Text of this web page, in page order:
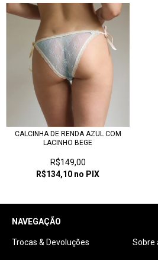
CALCINHA DE RENDA AZUL COM
LACINHO BEGE
R$149,00
R$134,10 no PIX
NAVEGAÇÃO
Trocas & Devoluções Sobre